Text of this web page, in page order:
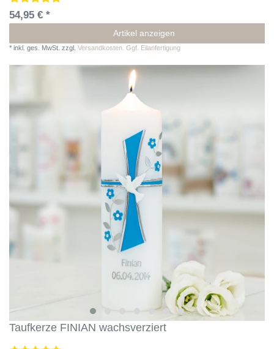
54,95 € *
Artikel anzeigen
* inkl. ges. MwSt. zzgl. Versandkosten. Ggf. Eilanfertigung
Taufkerze FINIAN wachsverziert